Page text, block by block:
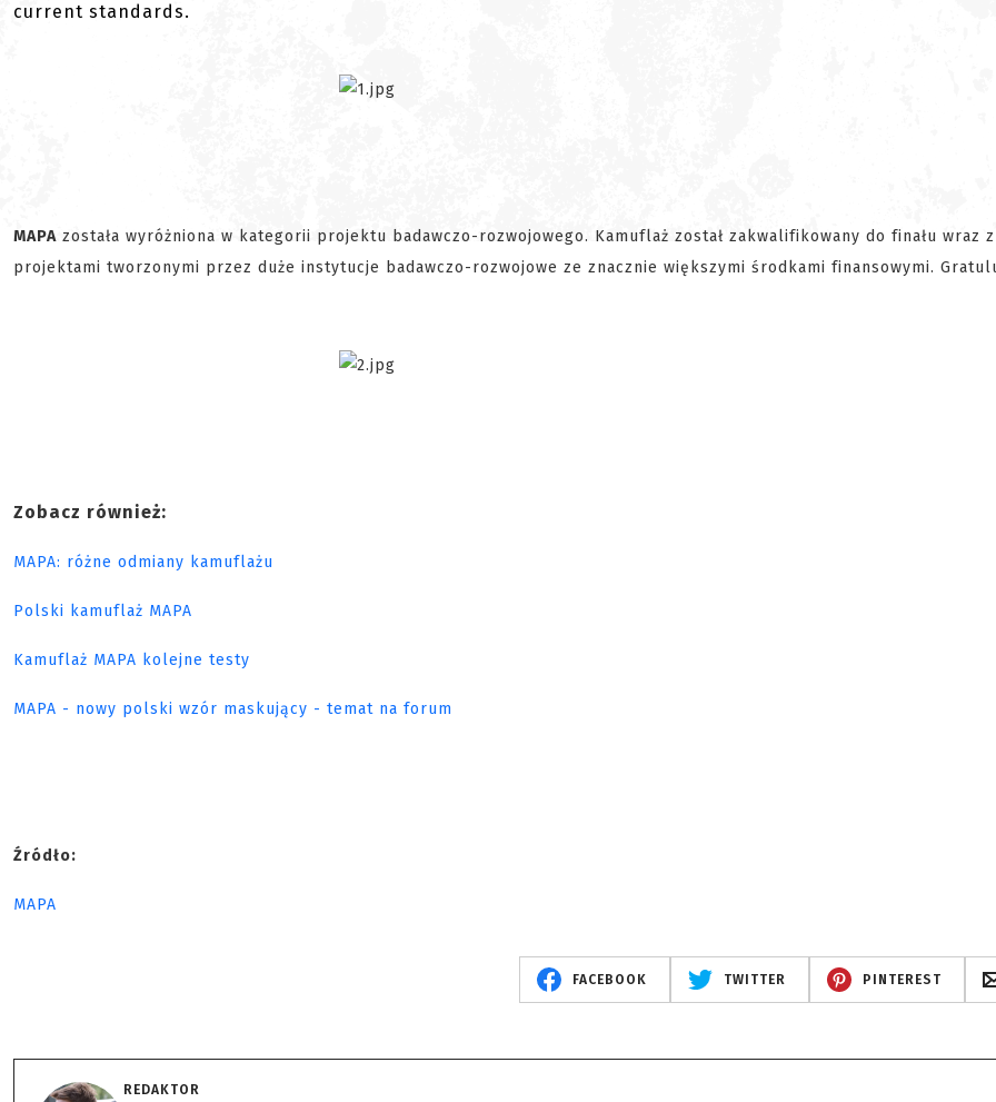
current standards.
MAPA została wyróżniona w kategorii projektu badawczo-rozwojowego. Kamuflaż został zakwalifikowany do finału wraz z
projektami tworzonymi przez duże instytucje badawczo-rozwojowe ze znacznie większymi środkami finansowymi.
Zobacz również:
MAPA: różne odmiany kamuflażu
Polski kamuflaż MAPA
Kamuflaż MAPA kolejne testy
MAPA - nowy polski wzór maskujący - temat na forum
Źródło:
MAPA
FACEBOOK TWITTER PINTEREST
REDAKTOR